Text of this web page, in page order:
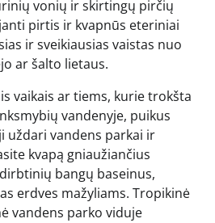
vonių ir skirtingų pirčių
pirtis ir kvapnūs eteriniai
ir sveikiausias vaistas nuo
ar šalto lietaus.
vaikais ar tiems, kurie trokšta
vandenyje, puikus
uždari vandens parkai ir
kvapą gniaužiančius
bangų baseinus,
erdves mažyliams. Tropikinė
vandens parko viduje